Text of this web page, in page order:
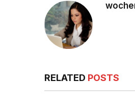
RELATED POSTS